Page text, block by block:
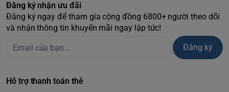
Đăng ký nhận ưu đãi
Đăng ký ngay để tham gia cộng đồng 6800+ người theo dõi
và nhận thông tin khuyến mãi ngay lập tức!
Đăng ký
Hỗ trợ thanh toán thẻ